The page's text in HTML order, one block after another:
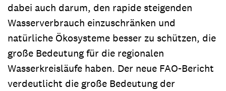
dabei auch darum, den rapide steigenden
Wasserverbrauch einzuschränken und
natürliche Ökosysteme besser zu schützen, die
große Bedeutung für die regionalen
Wasserkreisläufe haben. Der neue FAO-Bericht
verdeutlicht die große Bedeutung der